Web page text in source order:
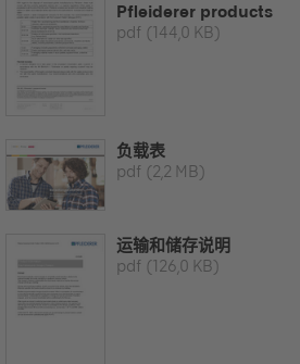
Pfleiderer products
pdf (144,0 KB)
负载表
pdf (2,2 MB)
运输和储存说明
pdf (126,0 KB)